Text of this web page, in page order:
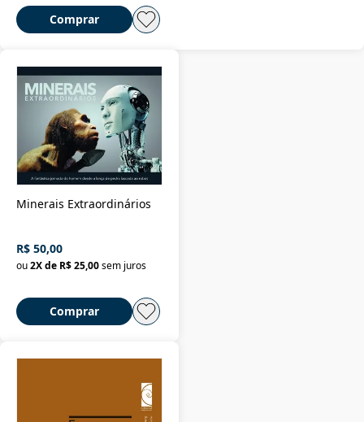
Comprar
Minerais Extraordinários
R$ 50,00
ou2X de R$ 25,00sem juros
Comprar